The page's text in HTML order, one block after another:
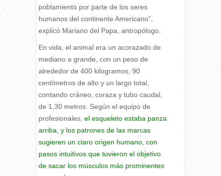
poblamiento por parte de los seres
humanos del continente Americano”,
explicó Mariano del Papa, antropólogo.
En vida, el animal era un acorazado de
mediano a grande, con un peso de
alrededor de 400 kilogramos, 90
centímetros de alto y un largo total,
contando cráneo, coraza y tubo caudal,
de 1,30 metros. Según el equipo de
profesionales, el esqueleto estaba panza
arriba, y los patrones de las marcas
sugieren un claro origen humano, con
pasos intuitivos que tuvieron el objetivo
de sacar los músculos más prominentes